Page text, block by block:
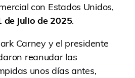
con Estados Unidos,
de julio de 2025.
Carney y el presidente
reanudar las
unos días antes,